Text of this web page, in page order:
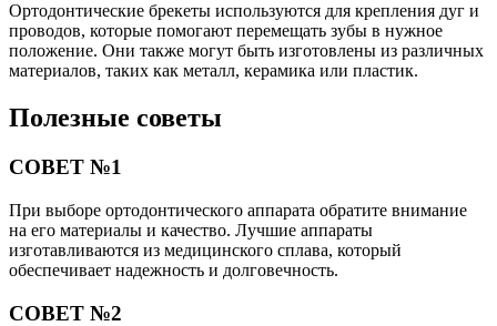
Ортодонтические брекеты используются для крепления дуг и
проводов, которые помогают перемещать зубы в нужное
положение. Они также могут быть изготовлены из различных
материалов, таких как металл, керамика или пластик.
Полезные советы
СОВЕТ №1
При выборе ортодонтического аппарата обратите внимание
на его материалы и качество. Лучшие аппараты
изготавливаются из медицинского сплава, который
обеспечивает надежность и долговечность.
СОВЕТ №2